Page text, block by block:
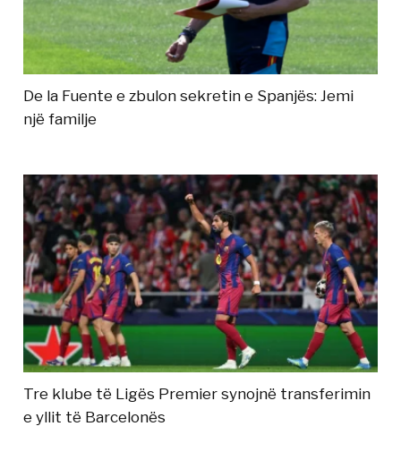
De la Fuente e zbulon sekretin e Spanjës: Jemi
një familje
Tre klube të Ligës Premier synojnë transferimin
e yllit të Barcelonës